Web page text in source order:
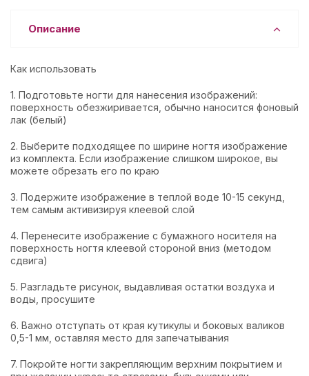
Описание
Как использовать
1. Подготовьте ногти для нанесения изображений:
поверхность обезжиривается, обычно наносится фоновый
лак (белый)
2. Выберите подходящее по ширине ногтя изображение
из комплекта. Если изображение слишком широкое, вы
можете обрезать его по краю
3. Подержите изображение в теплой воде 10-15 секунд,
тем самым активизируя клеевой слой
4. Перенесите изображение с бумажного носителя на
поверхность ногтя клеевой стороной вниз (методом
сдвига)
5. Разгладьте рисунок, выдавливая остатки воздуха и
воды, просушите
6. Важно отступать от края кутикулы и боковых валиков
0,5-1 мм, оставляя место для запечатывания
7. Покройте ногти закрепляющим верхним покрытием и